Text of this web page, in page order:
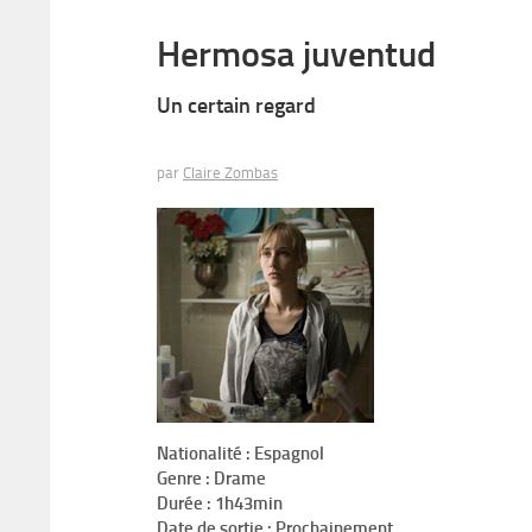
Hermosa juventud
Un certain regard
par Claire Zombas
Nationalité : Espagnol
Genre : Drame
Durée : 1h43min